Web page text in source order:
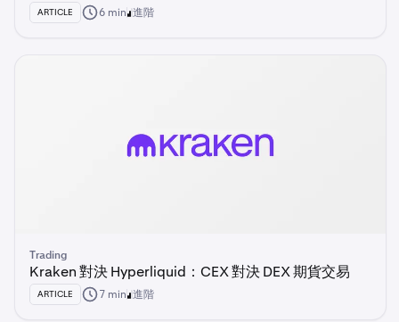
ARTICLE 6 min 進階
Trading
Kraken 對決 Hyperliquid：CEX 對決 DEX 期貨交易
ARTICLE 7 min 進階